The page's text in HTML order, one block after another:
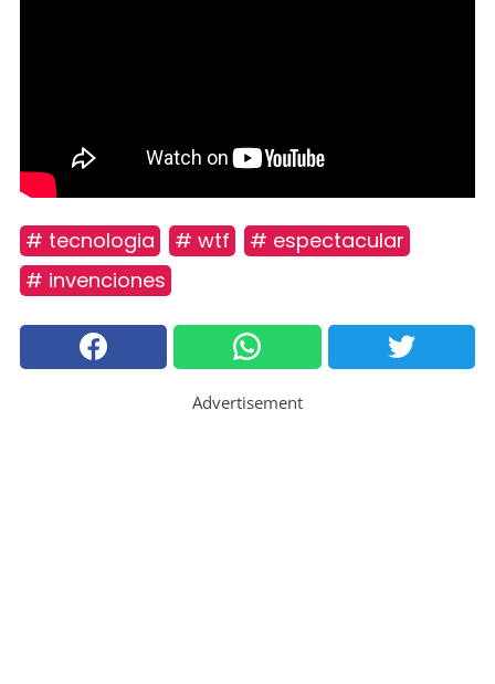
# tecnologia # wtf
# espectacular
# invenciones
Advertisement